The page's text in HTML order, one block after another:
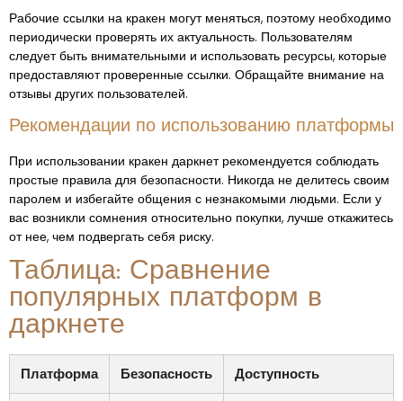
Рабочие ссылки на кракен могут меняться, поэтому необходимо
периодически проверять их актуальность. Пользователям
следует быть внимательными и использовать ресурсы, которые
предоставляют проверенные ссылки. Обращайте внимание на
отзывы других пользователей.
Рекомендации по использованию платформы
При использовании кракен даркнет рекомендуется соблюдать
простые правила для безопасности. Никогда не делитесь своим
паролем и избегайте общения с незнакомыми людьми. Если у
вас возникли сомнения относительно покупки, лучше откажитесь
от нее, чем подвергать себя риску.
Таблица: Сравнение
популярных платформ в
даркнете
Платформа Безопасность
Доступность